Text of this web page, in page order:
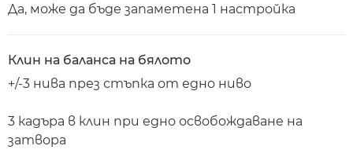
Да, може да бъде запаметена 1 настройка
Клин на баланса на бялото
+/-3 нива през стъпка от едно ниво
3 кадъра в клин при едно освобождаване на
затвора